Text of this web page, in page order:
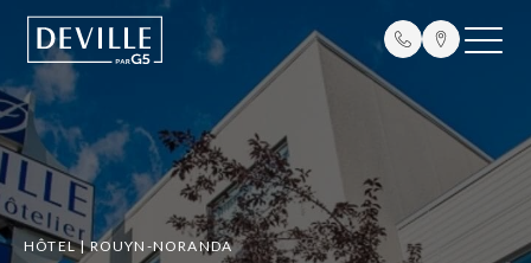
HÔTEL | ROUYN-NORANDA